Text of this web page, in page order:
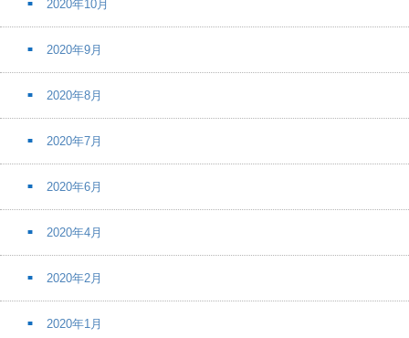
2020年10月
2020年9月
2020年8月
2020年7月
2020年6月
2020年4月
2020年2月
2020年1月